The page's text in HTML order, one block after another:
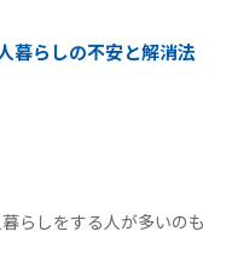
暮らしの不安と解消法
らしをする人が多いのも